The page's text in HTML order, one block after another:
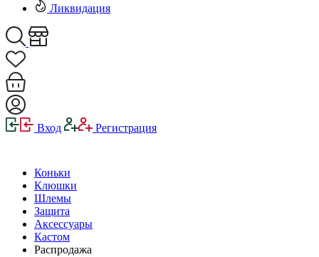
Ликвидация
Вход Регистрация
Коньки
Клюшки
Шлемы
Защита
Аксессуары
Кастом
Распродажа